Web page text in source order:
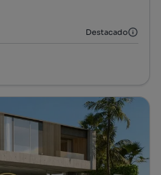
Destacado